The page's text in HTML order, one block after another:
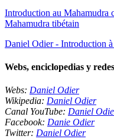
Introduction au Mahamudra
Mahamudra tibétain
Daniel Odier - Introduction
Webs, enciclopedias y
Webs: Daniel Odier
Wikipedia: Daniel Odier
Canal YouTube: Daniel
Facebook: Danie Odier
Twitter: Daniel Odier